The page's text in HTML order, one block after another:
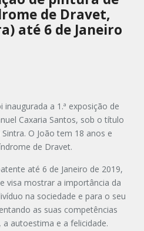
de Dravet,
até 6 de Janeiro
a 1.ª exposição de
Caxaria Santos, sob o título
Sintra. O João tem 18 anos e
de Dravet.
até 6 de Janeiro de 2019,
visa mostrar a importância da
na sociedade e para o seu
as suas competências
autoestima e a felicidade.